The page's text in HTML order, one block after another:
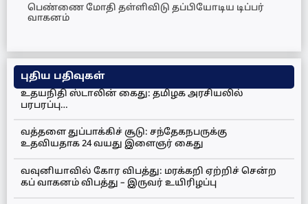
பெண்ணை மோதி தள்ளிவிடு தப்பியோடிய டிப்பர்
வாகனம்
புதிய பதிவுகள்
உதயநிதி ஸ்டாலின் கைது: தமிழக அரசியலில்
பரபரப்பு…
வத்தளை துப்பாக்கிச் சூடு: சந்தேகநபருக்கு
உதவியதாக 24 வயது இளைஞர் கைது
வவுனியாவில் கோர விபத்து: மரக்கறி ஏற்றிச் சென்ற
கப் வாகனம் விபத்து – இருவர் உயிரிழப்பு